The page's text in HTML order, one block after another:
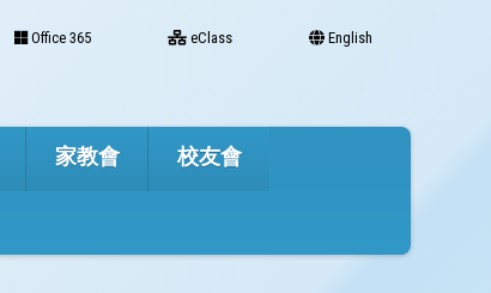
Office 365 eClass English
家教會 校友會